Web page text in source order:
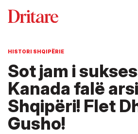
HISTORI SHQIPËRIE
Sot jam i
Kanada falë
Shqipëri! Flet
Gusho!